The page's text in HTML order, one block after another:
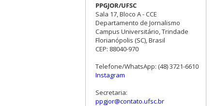
PPGJOR/UFSC
Sala 17, Bloco A - CCE
Departamento de Jornalismo
Campus Universitário, Trindade
Florianópolis (SC), Brasil
CEP: 88040-970
Telefone/WhatsApp: (48) 3721-6610
Instagram
Secretaria:
ppgjor@contato.ufsc.br